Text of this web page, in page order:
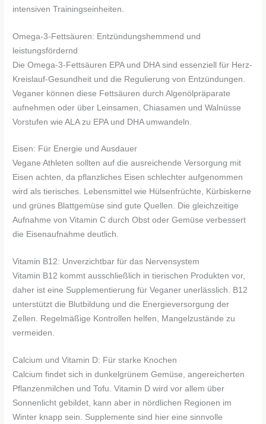
intensiven Trainingseinheiten.
Omega-3-Fettsäuren: Entzündungshemmend und
leistungsfördernd
Die Omega-3-Fettsäuren EPA und DHA sind essenziell für Herz-
Kreislauf-Gesundheit und die Regulierung von Entzündungen.
Veganer können diese Fettsäuren durch Algenölpräparate
aufnehmen oder über Leinsamen, Chiasamen und Walnüsse
Vorstufen wie ALA zu EPA und DHA umwandeln.
Eisen: Für Energie und Ausdauer
Vegane Athleten sollten auf die ausreichende Versorgung mit
Eisen achten, da pflanzliches Eisen schlechter aufgenommen
wird als tierisches. Lebensmittel wie Hülsenfrüchte, Kürbiskerne
und grünes Blattgemüse sind gute Quellen. Die gleichzeitige
Aufnahme von Vitamin C durch Obst oder Gemüse verbessert
die Eisenaufnahme deutlich.
Vitamin B12: Unverzichtbar für das Nervensystem
Vitamin B12 kommt ausschließlich in tierischen Produkten vor,
daher ist eine Supplementierung für Veganer unerlässlich. B12
unterstützt die Blutbildung und die Energieversorgung der
Zellen. Regelmäßige Kontrollen helfen, Mangelzustände zu
vermeiden.
Calcium und Vitamin D: Für starke Knochen
Calcium findet sich in dunkelgrünem Gemüse, angereicherten
Pflanzenmilchen und Tofu. Vitamin D wird vor allem über
Sonnenlicht gebildet, kann aber in nördlichen Regionen im
Winter knapp sein. Supplemente sind hier eine sinnvolle